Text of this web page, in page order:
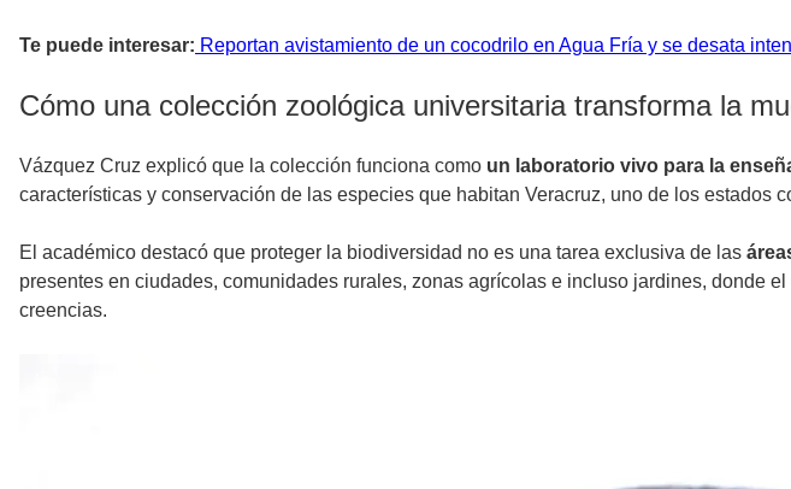
Te puede interesar: Reportan avistamiento de un cocodrilo en Agua Fría y se desata
Cómo una colección zoológica universitaria transforma la
Vázquez Cruz explicó que la colección funciona como un laboratorio vivo para la
características y conservación de las especies que habitan Veracruz, uno de los estados
El académico destacó que proteger la biodiversidad no es una tarea exclusiva de las
presentes en ciudades, comunidades rurales, zonas agrícolas e incluso jardines, donde
creencias.